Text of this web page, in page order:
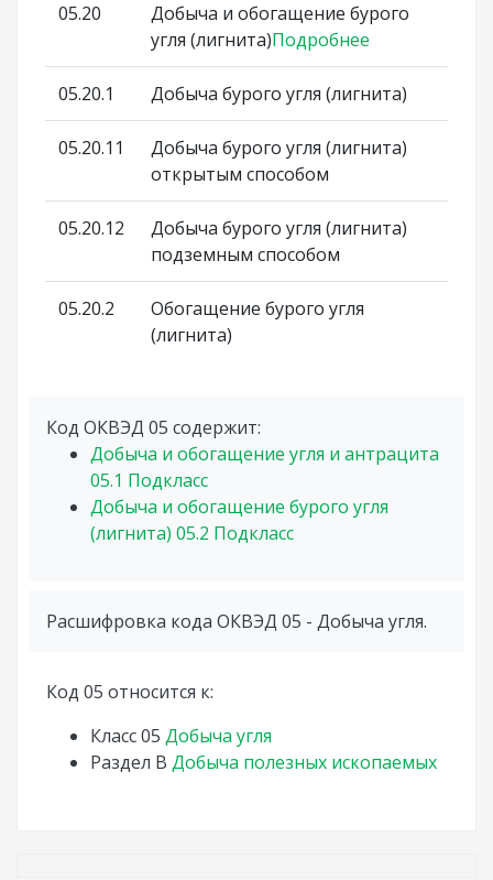
05.20
Добыча и обогащение бурого
угля (лигнита)Подробнее
05.20.1 Добыча бурого угля (лигнита)
05.20.11
Добыча бурого угля (лигнита)
открытым способом
05.20.12
Добыча бурого угля (лигнита)
подземным способом
05.20.2
Обогащение бурого угля
(лигнита)
Код ОКВЭД 05 содержит:
Добыча и обогащение угля и антрацита
05.1 Подкласс
Добыча и обогащение бурого угля
(лигнита) 05.2 Подкласс
Расшифровка кода ОКВЭД 05 - Добыча угля.
Код 05 относится к:
Класс05 Добыча угля
Раздел B Добыча полезных ископаемых